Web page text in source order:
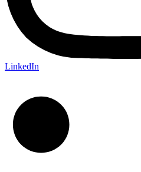
LinkedIn